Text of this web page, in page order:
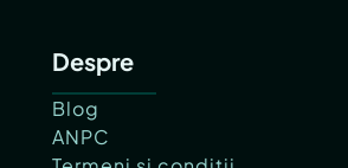
Despre
Blog
ANPC